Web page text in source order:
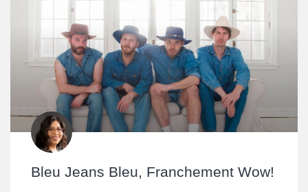
Bleu Jeans Bleu, Franchement Wow!